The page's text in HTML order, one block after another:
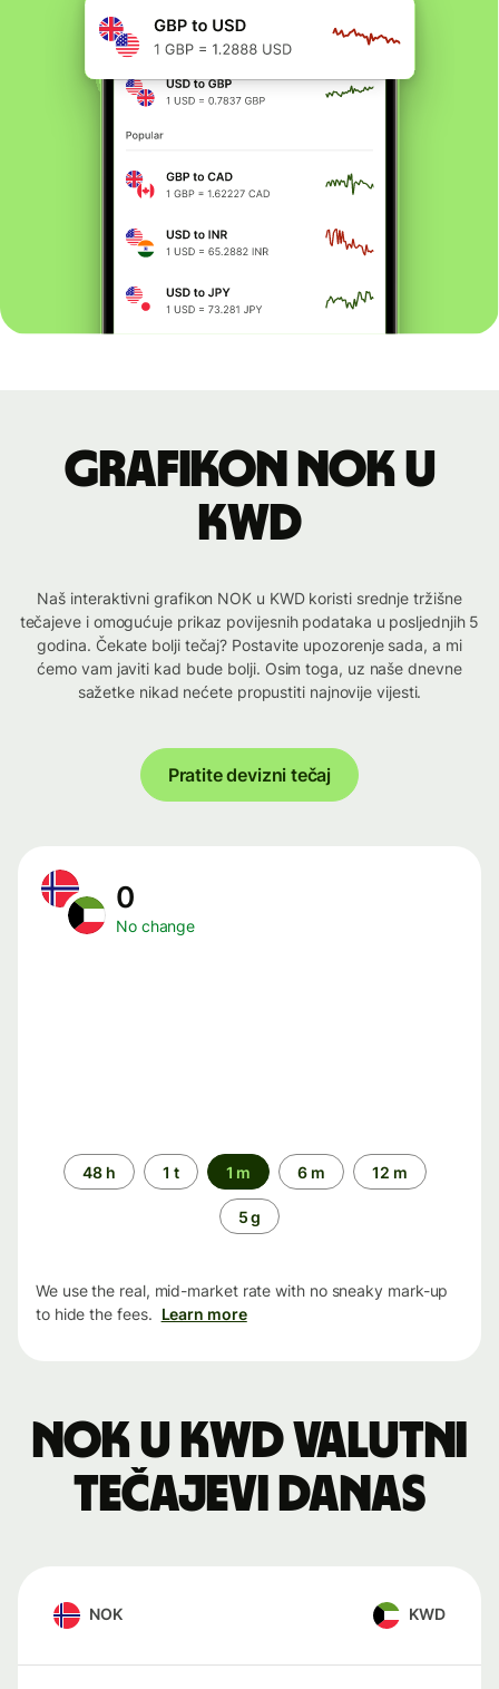
Grafikon NOK u
KWD
Naš interaktivni grafikon NOK u KWD koristi srednje tržišne
tečajeve i omogućuje prikaz povijesnih podataka u posljednjih 5
godina. Čekate bolji tečaj? Postavite upozorenje sada, a mi
ćemo vam javiti kad bude bolji. Osim toga, uz naše dnevne
sažetke nikad nećete propustiti najnovije vijesti.
Pratite devizni tečaj
0
No change
Time
period
48 h 1 t 1 m 6 m 12 m
5 g
We use the real, mid-market rate with no sneaky mark-up
to hide the fees. Learn more
NOK u KWD valutni
tečajevi danas
NOK KWD